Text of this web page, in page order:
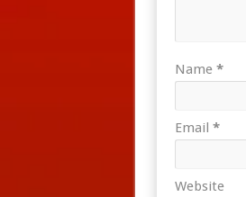
Name *
Email *
Website